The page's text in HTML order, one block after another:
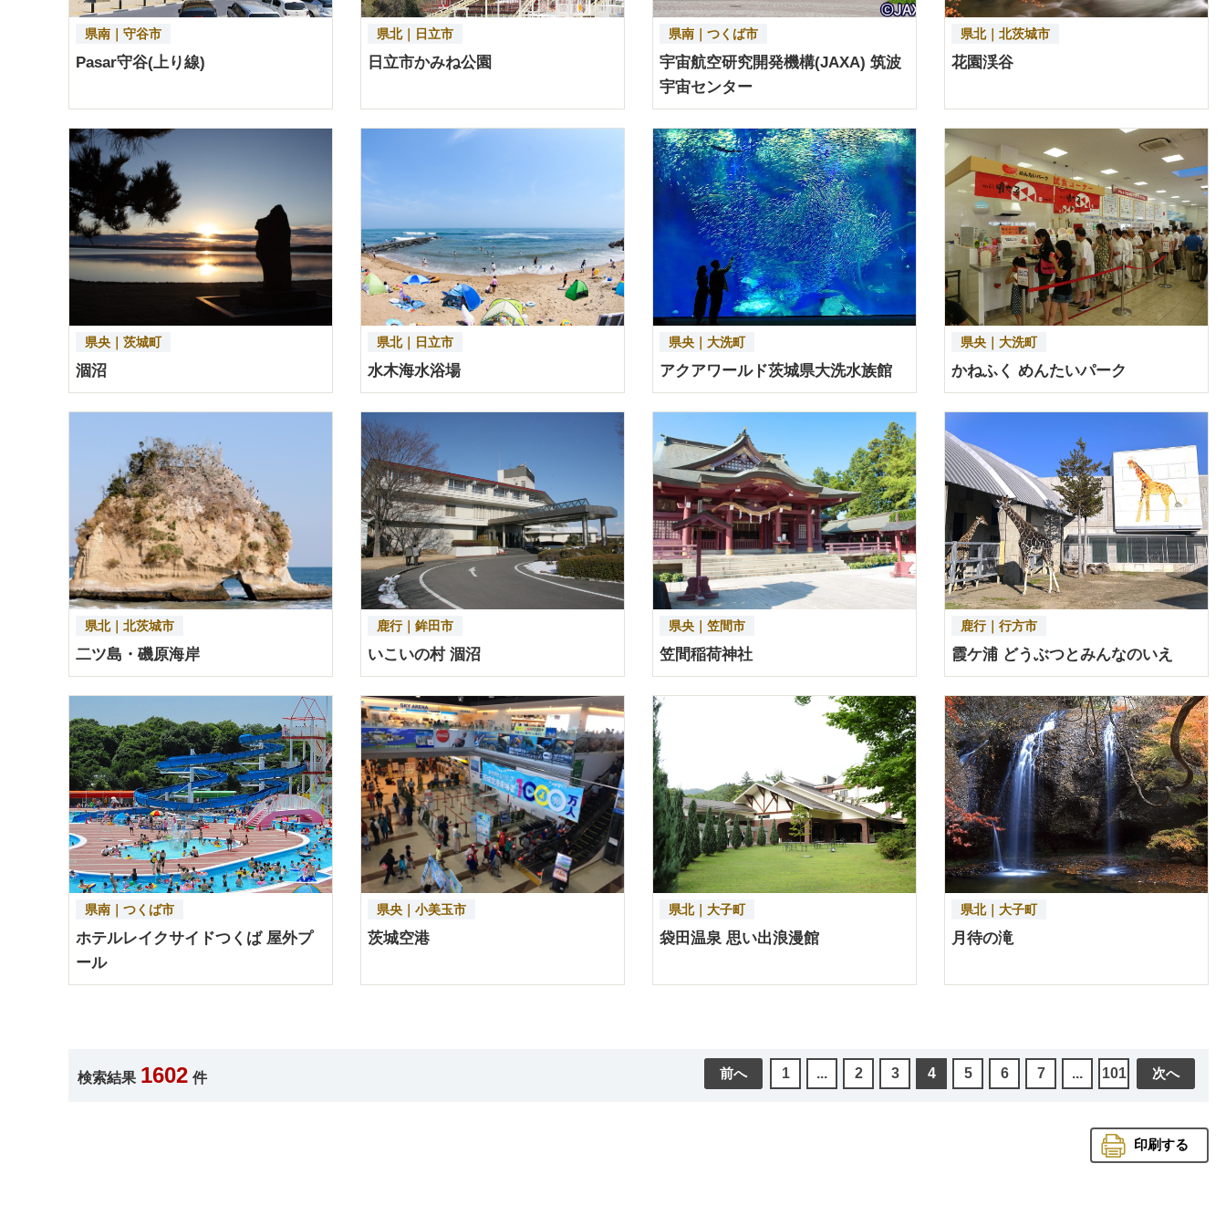
県南｜守谷市
Pasar守谷(上り線)
県北｜日立市
日立市かみね公園
県南｜つくば市
宇宙航空研究開発機構(JAXA) 筑波
宇宙センター
県北｜北茨城市
花園渓谷
県央｜茨城町
涸沼
詳細を見る
県北｜日立市
水木海水浴場
詳細を見る
県央｜大洗町
アクアワールド茨城県大洗水族館
県央｜大洗町
かねふく めんたいパーク
県北｜北茨城市
二ツ島・磯原海岸
詳細を見る
鹿行｜鉾田市
いこいの村 涸沼
県央｜笠間市
笠間稲荷神社
鹿行｜行方市
霞ケ浦 どうぶつとみんなのいえ
県南｜つくば市
ホテルレイクサイドつくば 屋外プ
ール
詳細を見る
県央｜小美玉市
茨城空港
詳細を見る
県北｜大子町
袋田温泉 思い出浪漫館
県北｜大子町
月待の滝
検索結果 1602 件 前へ 1 ... 2 3 4 5 6 7 ... 101 次へ
印刷する